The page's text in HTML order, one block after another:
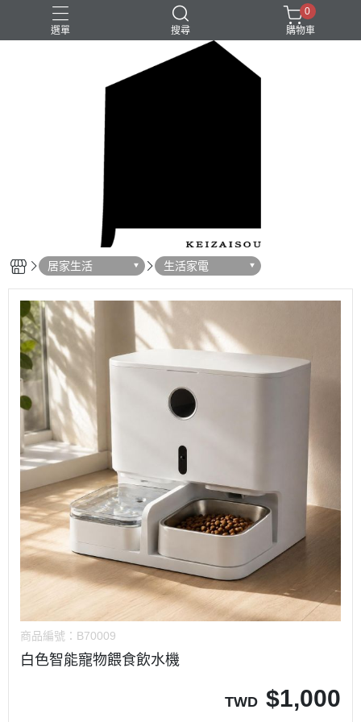
選單 搜尋
0
購物車
居家生活 生活家電
商品編號： B70009
白色智能寵物餵食飲水機
TWD $1,000